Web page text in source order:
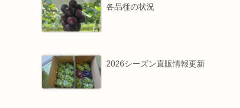
各品種の状況
2026シーズン直販情報更新